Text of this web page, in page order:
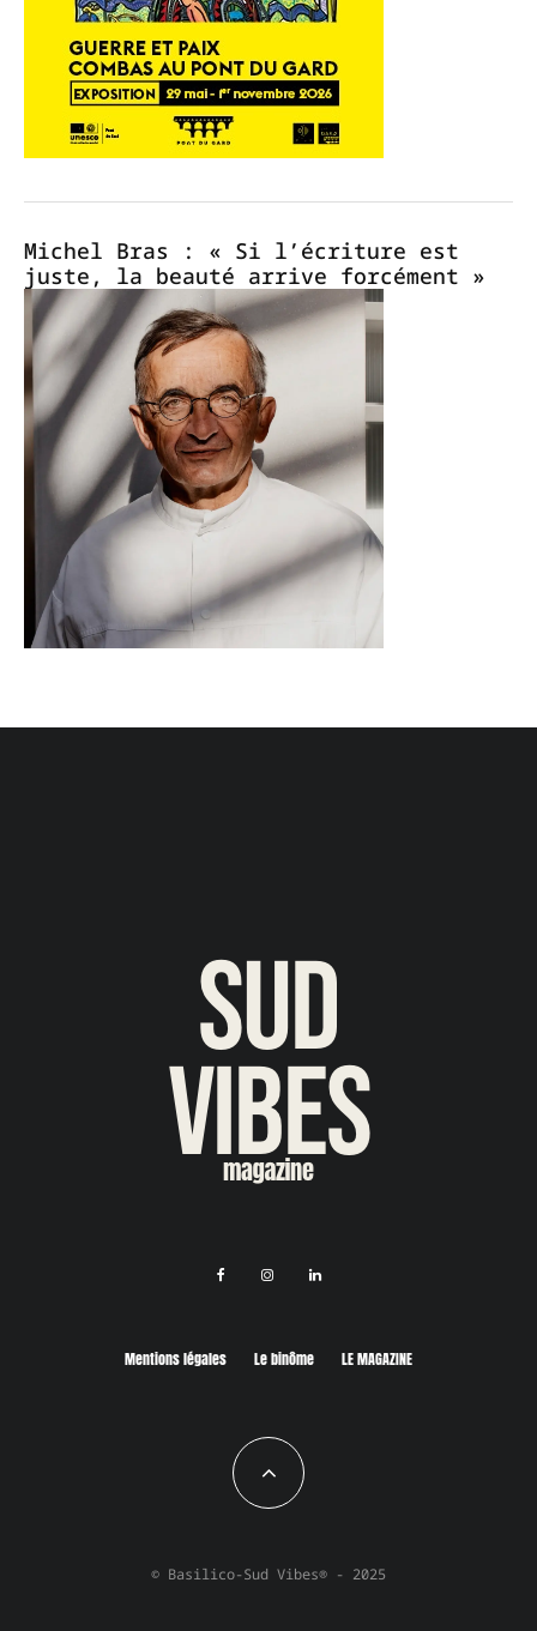
Michel Bras : « Si l’écriture est
juste, la beauté arrive forcément »
Mentions légales Le binôme LE MAGAZINE
© Basilico-Sud Vibes® - 2025